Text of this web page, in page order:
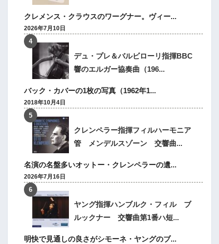
クレメンス・クラウスのワーグナー。ヴィー...
2026年7月10日
デュ・プレ＆バルビローリ指揮BBC
響のエルガー協奏曲（196...
バック・カバーの1枚の写真（1962年1...
2018年10月4日
クレンペラー指揮フィルハーモニア
管 メンデルスゾーン 交響曲...
名演の名盤多いオットー・クレンペラーの遺...
2026年7月16日
ヤング指揮ハンブルク・フィル ブ
ルックナー 交響曲第1番ハ短...
明快で見通しの良さがシモーネ・ヤングのブ...